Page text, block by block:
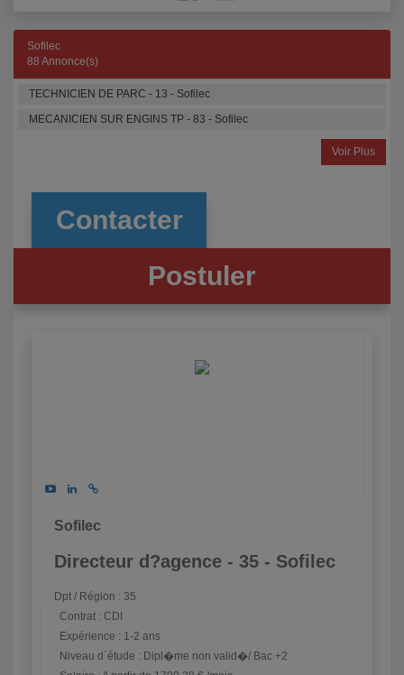
Sofilec
88 Annonce(s)
TECHNICIEN DE PARC - 13 - Sofilec
MECANICIEN SUR ENGINS TP - 83 - Sofilec
Voir Plus
Contacter
Postuler
Sofilec
Directeur d?agence - 35 - Sofilec
Dpt / Région : 35
Contrat : CDI
Expérience : 1-2 ans
Niveau d´étude : Dipl�me non valid�/ Bac +2